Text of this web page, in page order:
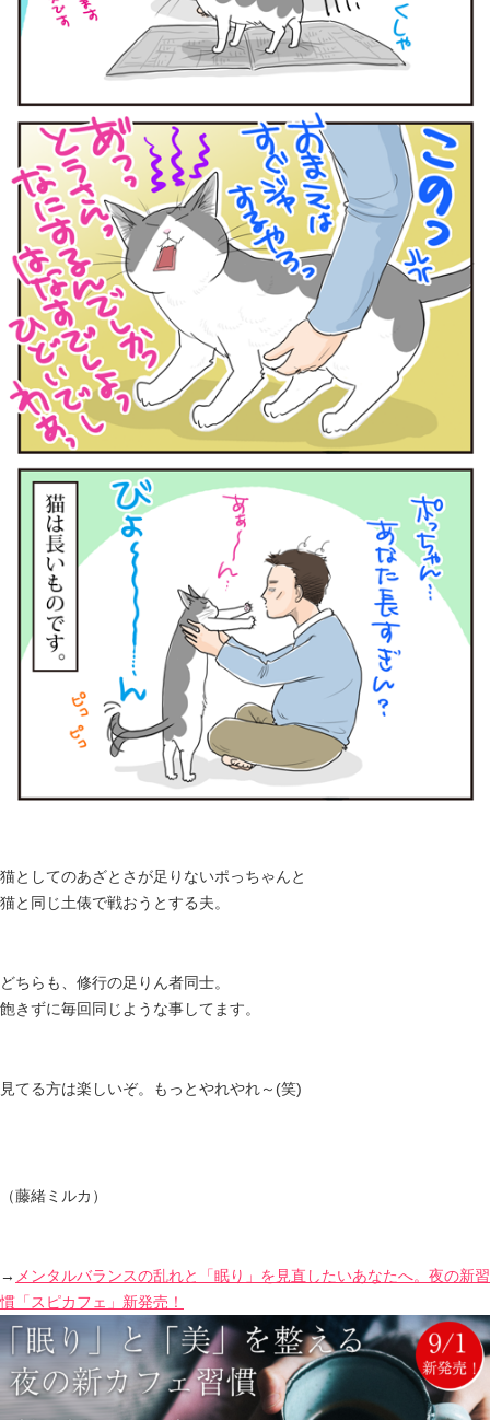
猫としてのあざとさが足りないポっちゃんと
猫と同じ土俵で戦おうとする夫。
どちらも、修行の足りん者同士。
飽きずに毎回同じような事してます。
見てる方は楽しいぞ。もっとやれやれ～(笑)
（藤緒ミルカ）
→ メンタルバランスの乱れと「眠り」を見直したいあなたへ。夜の新習
慣「スピカフェ」新発売！